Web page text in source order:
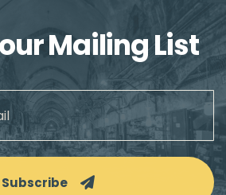
Mailing List
Subscribe